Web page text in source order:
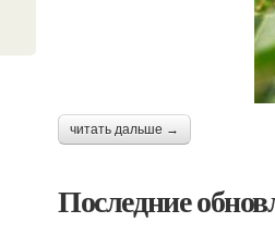
читать дальше →
Последние